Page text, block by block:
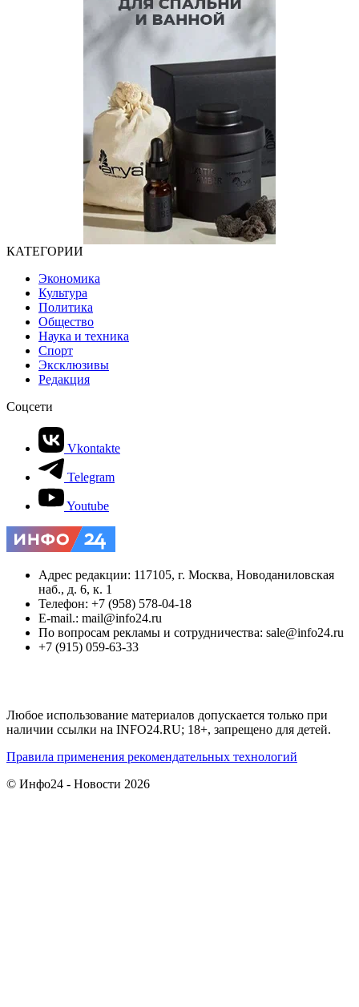
КАТЕГОРИИ
Экономика
Культура
Политика
Общество
Наука и техника
Спорт
Эксклюзивы
Редакция
Соцсети
Vkontakte
Telegram
Youtube
Адрес редакции: 117105, г. Москва, Новоданиловская
наб., д. 6, к. 1
Телефон: +7 (958) 578-04-18
E-mail.: mail@info24.ru
По вопросам рекламы и сотрудничества: sale@info24.ru
+7 (915) 059-63-33
Любое использование материалов допускается только при
наличии ссылки на INFO24.RU; 18+, запрещено для детей.
Правила применения рекомендательных технологий
© Инфо24 - Новости 2026